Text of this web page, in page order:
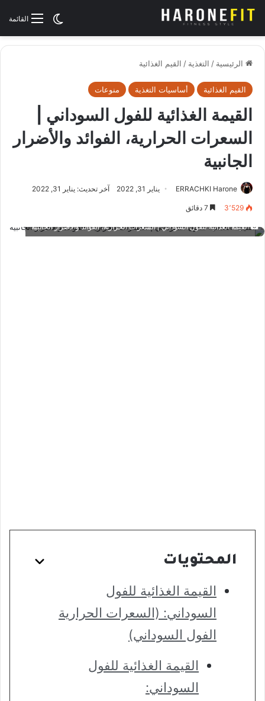
القائمةالوضع
الرئيسية / التغذية / القيم الغذائية
القيم الغذائية أساسيات التغذية منوعات
القيمة الغذائية للفول السوداني |
السعرات الحرارية، الفوائد والأضرار
الجانبية
ERRACHKI Harone يناير 31, 2022 آخر تحديث: يناير 31, 2022
3٬529
القيمة الغذائية للفول السوداني | السعرات الحرارية، الفوائد والأضرار الجانبية
المحتويات
القيمة الغذائية للفول
السوداني: (السعرات الحرارية
الفول السوداني)
القيمة الغذائية للفول
السوداني: